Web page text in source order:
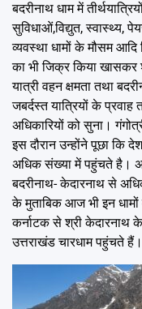
बदरीनाथ धाम में
सुविधाओं,विद्युत, स्वास्थ्य,
व्यवस्था धामों के मौसम आदि
का भी जिक्र किया खासकर
यात्री वहन क्षमता तथा
जबर्दस्त यात्रियों के प्रवाह
अधिकारियों को सुना।
इस दौरान उन्होंने पूछा कि
अधिक संख्या में पहुंचते है।
बदरीनाथ- केदारनाथ से
के मुताबिक आज भी इन
कर्नाटक से श्री केदारनाथ
उत्तराखंड चारधाम पहुंचते हैं।